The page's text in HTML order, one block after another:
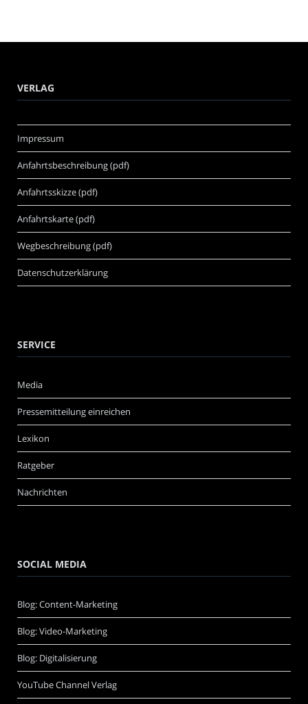
VERLAG
Impressum
Anfahrtsbeschreibung (pdf)
Anfahrtsskizze (pdf)
Anfahrtskarte (pdf)
Wegbeschreibung (pdf)
Datenschutzerklärung
SERVICE
Media
Pressemitteilung einreichen
Lexikon
Ratgeber
Nachrichten
SOCIAL MEDIA
Blog: Content-Marketing
Blog: Video-Marketing
Blog: Digitalisierung
YouTube Channel Verlag